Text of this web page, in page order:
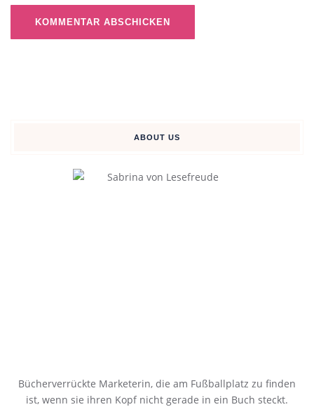
ABOUT US
Bücherverrückte Marketerin, die am Fußballplatz zu finden
ist, wenn sie ihren Kopf nicht gerade in ein Buch steckt.